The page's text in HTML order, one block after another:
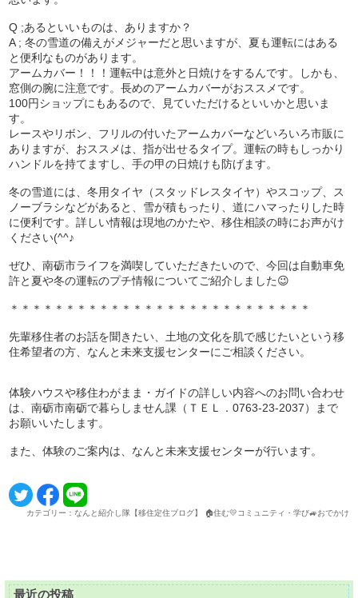
Q ;あるといいものは、ありますか？
A ; 冬の雪道の備えがメジャーだと思いますが、夏も運転にはある
と便利なものがあります。
アームカバー！！！運転中は意外と日焼けをするんです。しかも、
窓側の腕に注意です。長めのアームカバーがおススメです。
100円ショップにもあるので、見ていただけるといいかと思いま
す。
レースやリボン、フリルの付いたアームカバーなどいろいろ市販に
ありますが、おススメは、指が出せるタイプ。運転の時もしっかり
ハンドルを持てますし、手の甲の日焼けも防げます。
冬の雪道には、冬用タイヤ（スタッドレスタイヤ）やスコップ、ス
ノーブラシなどがあると、雪が積もったり、道にハマったりした時
に便利です。詳しい情報は現地のかたや、移住相談の時にお声がけ
ください(^^♪
ぜひ、南砺市ライフを満喫していただきたいので、今回は自動車免
許と夏や冬の運転のプチ情報についてご紹介しました😉
＊＊＊＊＊＊＊＊＊＊＊＊＊＊＊＊＊＊＊＊＊＊＊＊＊＊＊
先輩移住者のお話を聞きたい、土地の文化を肌で感じたいという移
住希望者の方、なんと未来支援センターにご相談ください。
体験ハウスや移住わがまま・ガイドの詳しい内容へのお問い合わせ
は、南砺市南砺で暮らしません課（ＴＥＬ．0763-23-2037）まで
お願いいたします。
また、体験のご案内は、なんと未来支援センターが行います。
カテゴリー：なんと紹介し隊【移住定住ブログ】 🏠住む💛コミュニティ・学び🚙おでかけ
最近の投稿